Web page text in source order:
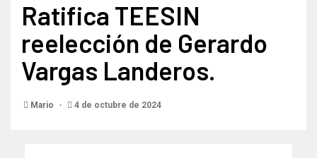
Ratifica TEESIN
reelección de Gerardo
Vargas Landeros.
Mario 4 de octubre de 2024